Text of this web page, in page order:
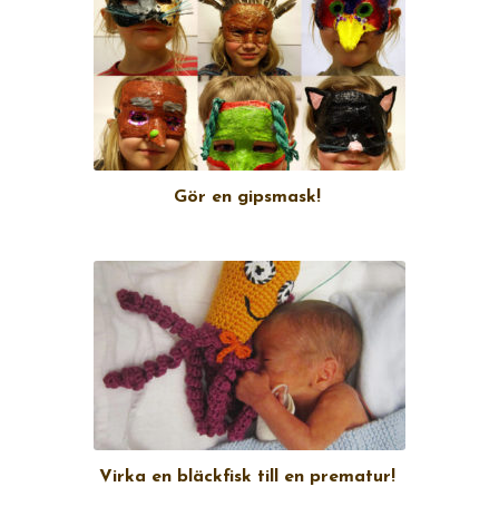
Gör en gipsmask!
Virka en bläckfisk till en prematur!